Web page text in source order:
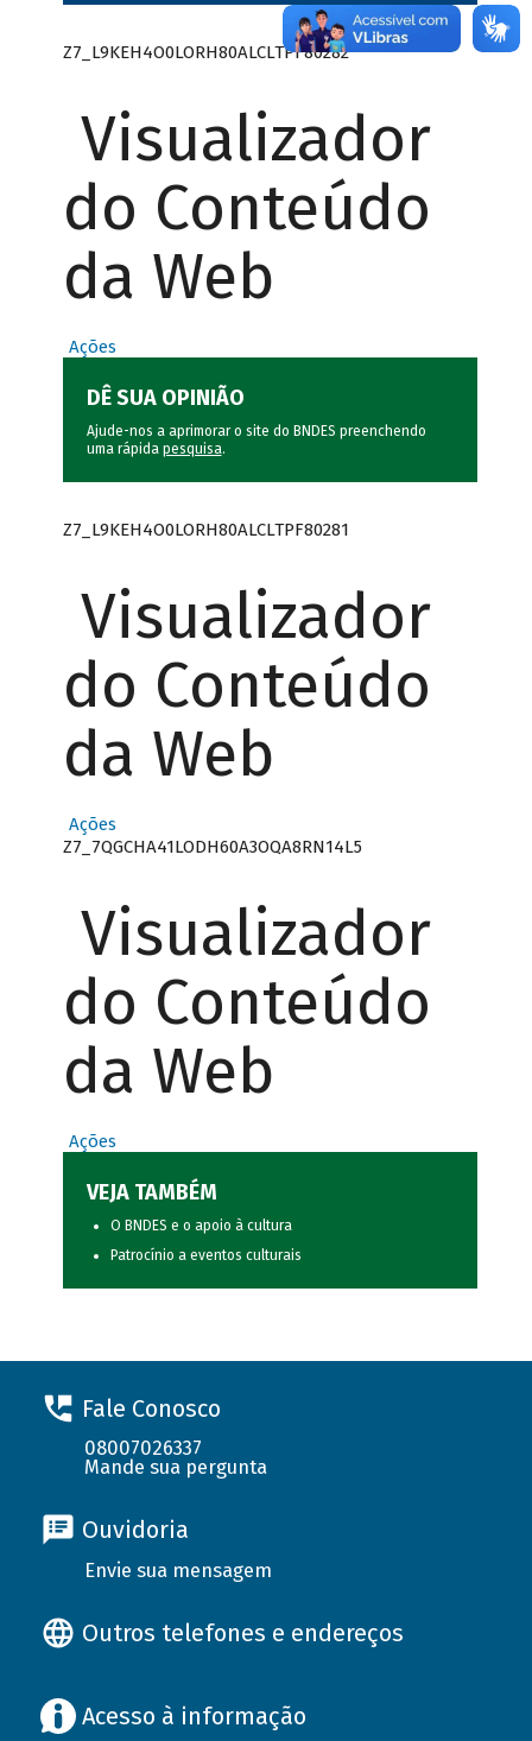
Z7_L9KEH4O0LORH80ALCLTPF80282
Visualizador
do Conteúdo
da Web
Ações
DÊ SUA OPINIÃO
Ajude-nos a aprimorar o site do BNDES preenchendo
uma rápida pesquisa.
Z7_L9KEH4O0LORH80ALCLTPF80281
Visualizador
do Conteúdo
da Web
Ações
Z7_7QGCHA41LODH60A3OQA8RN14L5
Visualizador
do Conteúdo
da Web
Ações
VEJA TAMBÉM
O BNDES e o apoio à cultura
Patrocínio a eventos culturais
Fale Conosco
08007026337
Mande sua pergunta
Ouvidoria
Envie sua mensagem
Outros telefones e endereços
Acesso à informação